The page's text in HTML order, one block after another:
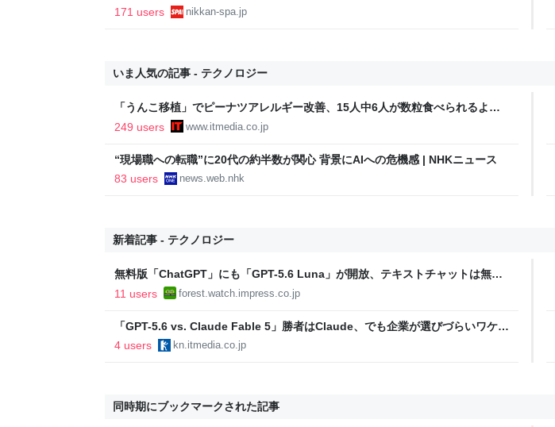
返る。「ヘルニアで入院しても原稿は落とさない」ストイックな舞台裏 | 日刊
171 users nikkan-spa.jp
いま人気の記事 - テクノロジー
「うんこ移植」でピーナツアレルギー改善、15人中6人が数粒食べられるよう
に ヒトの実証は初 Science系列誌掲載
249 users www.itmedia.co.jp
“現場職への転職”に20代の約半数が関心 背景にAIへの危機感 | NHKニュース
83 users
news.web.nhk
新着記事 - テクノロジー
無料版「ChatGPT」にも「GPT-5.6 Luna」が開放、テキストチャットは無制
限へ／Plus/Proでも「GPT-5.6 Sol」が強化、即答・熟考をスライダーで調整
11 users forest.watch.impress.co.jp
「GPT-5.6 vs. Claude Fable 5」勝者はClaude、でも企業が選びづらいワケ：
891st Lap
4 users kn.itmedia.co.jp
同時期にブックマークされた記事